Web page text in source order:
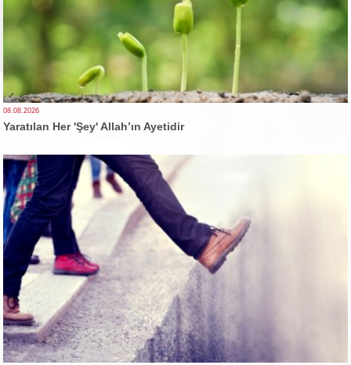
08.08.2026
Yaratılan Her 'Şey' Allah’ın Ayetidir